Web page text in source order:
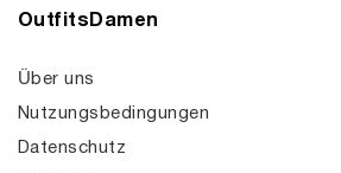
OutfitsDamen
Über uns
Nutzungsbedingungen
Datenschutz